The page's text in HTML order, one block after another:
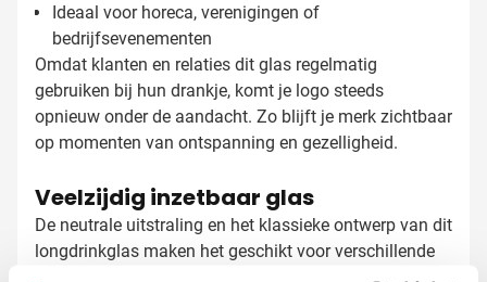
Ideaal voor horeca, verenigingen of
bedrijfsevenementen
Omdat klanten en relaties dit glas regelmatig
gebruiken bij hun drankje, komt je logo steeds
opnieuw onder de aandacht. Zo blijft je merk zichtbaar
op momenten van ontspanning en gezelligheid.
Veelzijdig inzetbaar glas
De neutrale uitstraling en het klassieke ontwerp van dit
longdrinkglas maken het geschikt voor verschillende
gelegenheden. Of je nu gasten ontvangt tijdens een